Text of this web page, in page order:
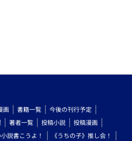
画 書籍一覧
今後の刊行予定
著者一覧 投稿小説
投稿漫画
説書こうよ！
《うちの子》推し会！